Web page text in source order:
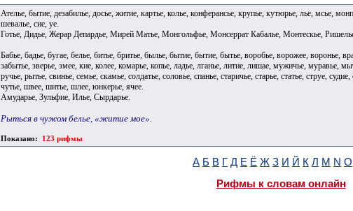
Ателье, бытие, дезабилье, досье, житие, картье, колье, конферансье, крупье, кутюрье, лье, мсье,
шевалье, сие, уе.
Готье, Дидье, Жерар Депардье, Мирей Матье, Монгольфье, Монсеррат Кабалье, Монтескье,
Бабье, бадье, бугае, белье, битье, бритье, былье, бытие, бытие, бытье, воробье, ворожее, воронье,
забытье, зверье, змее, кие, колее, комарье, копье, ладье, лганье, литие, лишае, мужичье, муравье,
ручье, рытье, свинье, семье, скамье, солдатье, соловье, спанье, старичье, старье, статье, струе,
чутье, швее, шитье, шлее, юнкерье, ячее.
Амударье, Зульфие, Илье, Сырдарье.
Рыться в чужом белье, «житие мое».
Показано: 123 рифмы
А Б В Г Д Е Ё Ж З И Й К Л М N О
Рифмы к словам онлайн